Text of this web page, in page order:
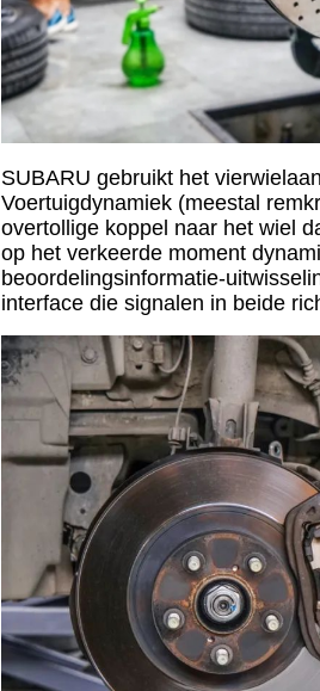
SUBARU gebruikt het
Voertuigdynamiek (meestal
overtollige koppel naar het wiel
op het verkeerde moment
beoordelingsinformatie-
interface die signalen in beide